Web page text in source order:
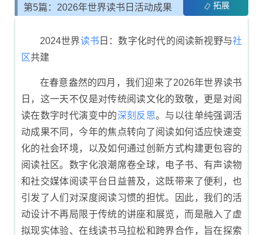
第5篇：2026年世界读书日活动成果 拓展
2024世界读书 日：数字化时代的阅读新视野与社
区共建
在春意盎然的四月，我们迎来了2026年世界读书
日，这一天不仅是对传统阅读文化的致敬，更是对阅
读在数字时代演变中的深刻 反思。与以往单纯强调活
动成果不同，今年的焦点转向了阅读如何适应快速变
化的社会环境，以及如何通过创新方式构建更包容的
阅读社区。数字化浪潮席卷全球，电子书、有声读物
和社交媒体阅读平台日益普及，这既带来了便利，也
引发了人们对深度阅读习惯的担忧。因此，我们的活
动设计不再局限于传统的讲座和展览，而是融入了虚
拟现实体验、在线读书马拉松和跨界合作，旨在探索